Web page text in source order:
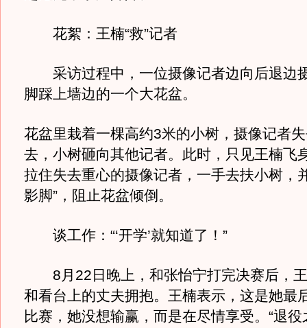
花絮：王楠“救”记者
采访过程中，一位摄像记者边向后退边
脚踩上墙边的一个大花盆。
花盆里栽着一棵高约3米的小树，摄像记者
去，小树砸向其他记者。此时，只见王楠飞
拉住失去重心的摄像记者，一手去扶小树，
影脚”，阻止花盆倾倒。
谈工作：“‘开学’就知道了！”
8月22日晚上，和张怡宁打完决赛后，王
和看台上的丈夫拥抱。王楠表示，这是她最
比赛，她没想输赢，而是在尽情享受。“退役